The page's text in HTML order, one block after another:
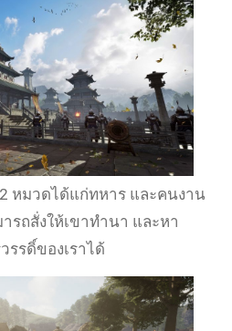
2 หมวดได้แก่ทหาร และคนงาน
รถสั่งให้เขาทำนา และหา
รรดิ์ของเราได้